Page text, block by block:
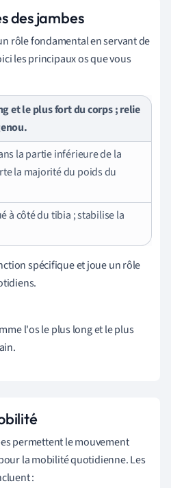
des jambes
rôle fondamental en servant de
les principaux os que vous
et le plus fort du corps ; relie
la partie inférieure de la
la majorité du poids du
à côté du tibia ; stabilise la
spécifique et joue un rôle
l'os le plus long et le plus
permettent le mouvement
la mobilité quotidienne. Les
: